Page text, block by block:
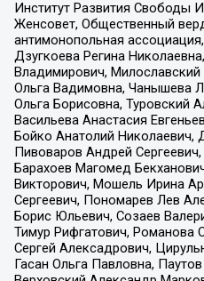
Институт Развития Свободы
Женсовет, Общественный
антимонопольная
Дзугкоева Регина
Владимирович,
Ольга Вадимовна, Чанышева
Ольга Борисовна, Туровский
Васильева Анастасия
Бойко Анатолий Николаевич,
Пивоваров Андрей
Барахоев Магомед
Викторович, Мошель Ирина
Сергеевич, Пономарев Лев
Борис Юльевич, Созаев
Тимур Рифгатович, Романова
Сергей Алексадрович,
Гасан Ольга Павловна,